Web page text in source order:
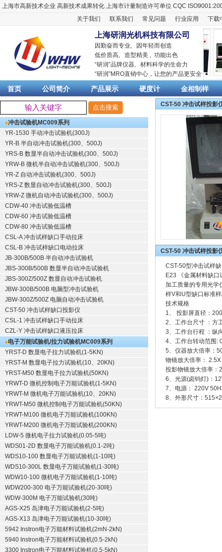
上海市高新技术企业 高新技术成果转化 上海市计量制造许可单位 CQC
关于我们
联系我们 常见问题 行业应用 下载
上海研润光机科技有限公司
因勤奋而专业, 因年轻而创造
低价质高, 造型精美 , 功能出色
“研润”品牌仪器, 材料科学的生命力
“研润”MRO直销中心，让您的产品更安全
首页 公司简介 产品展示 硬度计 金相制样
冲击试验机MC009系列
YR-1530 手动冲击试验机(300J)
YR-B 半自动冲击试验机(300、500J)
YRS-B 数显半自动冲击试验机(300、500J)
YRW-B 微机半自动冲击试验机(300、500J)
YR-Z 自动冲击试验机(300、500J)
YRS-Z 数显自动冲击试验机(300、500J)
YRW-Z 微机自动冲击试验机(300、500J)
CDW-40 冲击试验低温槽
CDW-60 冲击试验低温槽
CDW-80 冲击试验低温槽
CSL-A 冲击试样缺口手动拉床
CSL-B 冲击试样缺口电动拉床
JB-300B/500B 半自动冲击试验机
JBS-300B/500B 数显半自动冲击试验机
JBS-300Z/500Z 数显自动冲击试验机
JBW-300B/500B 电脑型冲击试验机
JBW-300Z/500Z 电脑自动冲击试验机
CST-50 冲击试样缺口投影仪
CSL-1 冲击试样缺口手动拉床
CZL-Y 冲击试样缺口液压拉床
电子万能试验机/拉力试验机MC009系列
YRST-D 数显电子拉力试验机(1-5KN)
YRST-M 数显电子拉力试验机(10、20KN)
YRST-M50 数显电子拉力试验机(50KN)
YRWT-D 微机控制电子万能试验机(1-5KN)
YRWT-M 微机电子万能试验机(10、20KN)
YRWT-M50 微机控制电子万能试验机(50KN)
YRWT-M100 微机电子万能试验机(100KN)
YRWT-M200 微机电子万能试验机(200KN)
LDW-5 微机电子拉力试验机(0.05-5吨)
WDS01-2D 数显电子万能试验机(0.1-2吨)
WDS10-100 数显电子万能试验机(1-10吨)
WDS10-300L 数显电子万能试验机(1-30吨)
WDW10-100 微机电子万能试验机(1-10吨)
WDW200-300 电子万能试验机(20-30吨)
WDW-300M 电子万能试验机(30吨)
AGS-X25 岛津电子万能试验机(2-5吨)
AGS-X13 岛津电子万能试验机(10-30吨)
5942 Instron电子万能材料试验机(2mN-2kN)
5940 Instron电子万能材料试验机(0.5-2kN)
3300 Instron电子万能材料试验机(0.5-5kN)
CST-50 冲击试样投影
CST-50 冲击试样投影
CST-50型冲击试样
E23 《金属材料缺口
加工质量的专用光学
样V和U型缺口标准
技术规格
1、 投影屏直径：
2、工作台尺寸 ：方
3、工作台行程 ：纵
4、工作台转动范围:
5、仪器放大倍率：
物镜放大倍率： 2.5X
投影物镜放大倍率：
6、光源(卤钨灯)：
7、电源： 220V
8、外形尺寸：